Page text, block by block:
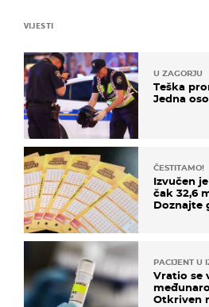
VIJESTI
U ZAGORJU
Teška
Jedna
ČESTITAMO!
Izvučen
čak 32,6
Doznajte
PACIJENT U
Vratio se
Otkriven